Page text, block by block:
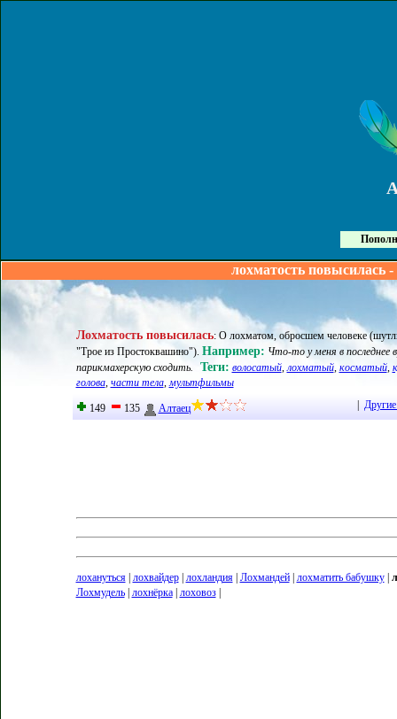
лохматость повысилась -
Лохматость повысилась: О лохматом, обросшем человеке
"Трое из Простоквашино"). Например: Что-то у меня в последнее
парикмахерскую сходить.
Теги: волосатый,лохматый, косматый,
голова, части тела,мультфильмы
149 135 Алтаец
лохануться| лохвайдер| лохландия| Лохмандей| лохматить бабушку|
Лохмудель| лохнёрка| лоховоз|